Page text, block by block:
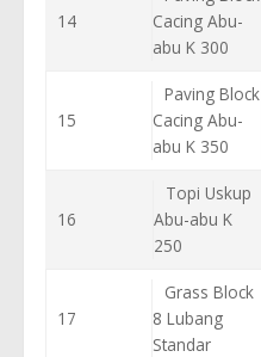
14
Cacing Abu-
abu K 300
15
Paving Block
Cacing Abu-
abu K 350
16
Topi Uskup
Abu-abu K
250
17
Grass Block
8 Lubang
Standar